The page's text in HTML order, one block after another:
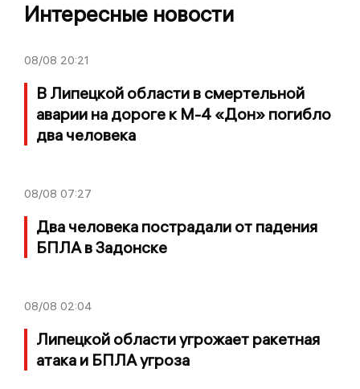
Интересные новости
08/08 20:21
В Липецкой области в смертельной
аварии на дороге к М-4 «Дон» погибло
два человека
08/08 07:27
Два человека пострадали от падения
БПЛА в Задонске
08/08 02:04
Липецкой области угрожает ракетная
атака и БПЛА угроза